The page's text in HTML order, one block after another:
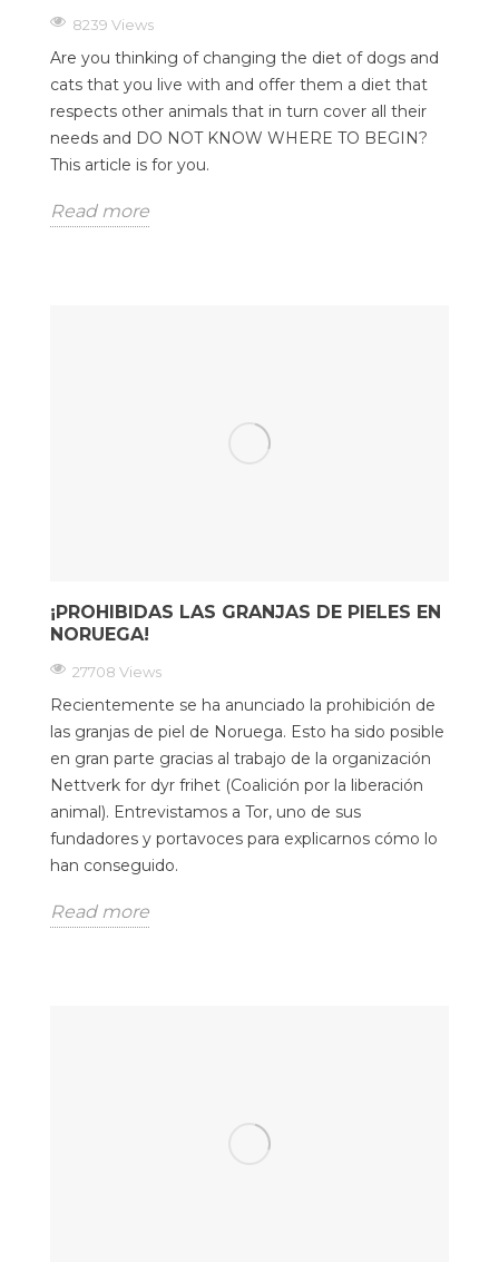
8239 Views
Are you thinking of changing the diet of dogs and
cats that you live with and offer them a diet that
respects other animals that in turn cover all their
needs and DO NOT KNOW WHERE TO BEGIN?
This article is for you.
Read more
¡PROHIBIDAS LAS GRANJAS DE PIELES EN
NORUEGA!
27708 Views
Recientemente se ha anunciado la prohibición de
las granjas de piel de Noruega. Esto ha sido posible
en gran parte gracias al trabajo de la organización
Nettverk for dyr frihet (Coalición por la liberación
animal). Entrevistamos a Tor, uno de sus
fundadores y portavoces para explicarnos cómo lo
han conseguido.
Read more